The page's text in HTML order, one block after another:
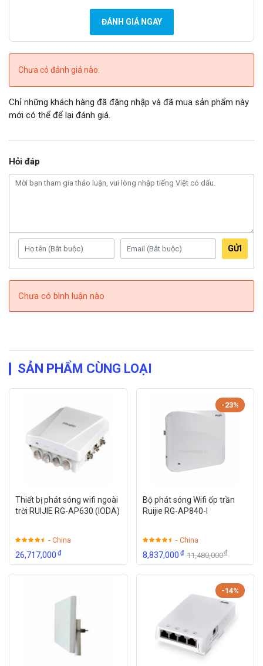
ĐÁNH GIÁ NGAY
Chưa có đánh giá nào.
Chỉ những khách hàng đã đăng nhập và đã mua sản phẩm này
mới có thể để lại đánh giá.
Hỏi đáp
GỬI
Chưa có bình luận nào
SẢN PHẨM CÙNG LOẠI
Thiết bị phát sóng wifi ngoài
trời RUIJIE RG-AP630 (IODA)
- China
26,717,000₫
-23%
Bộ phát sóng Wifi ốp trần
Ruijie RG-AP840-I
- China
8,837,000₫ 11,480,000₫
-14%